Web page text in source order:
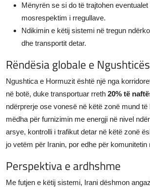
Mënyrën se si do të trajtohen
mosrespektim i rregullave.
Ndikimin e këtij sistemi në tregun
dhe transportit detar.
Rëndësia globale e
Ngushtica e Hormuzit është një nga
në botë, duke transportuar rreth 20% të
ndërprerje ose vonesë në këtë zonë mund të
mëdha për furnizimin me energji në nivel
arsye, kontrolli i trafikut detar në këtë zonë
jo vetëm për Iranin, por edhe për komunitetin
Perspektiva e ardhshme
Me futjen e këtij sistemi, Irani dëshmon